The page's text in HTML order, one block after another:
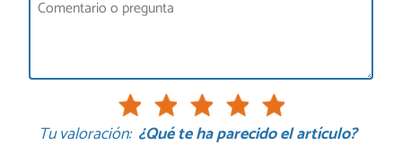
Tu valoración: ¿Qué te ha parecido el artículo?